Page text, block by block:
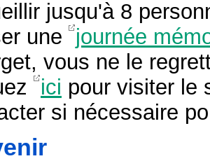
jusqu'à 8
une
journée
vous ne le
ici pour visiter le
si nécessaire